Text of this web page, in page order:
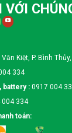
VỚI
Kiệt, P. Bình
334
battery : 0917 004
004 334
toán: